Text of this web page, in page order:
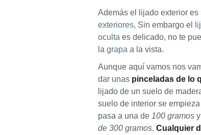
Además el lijado exterior
exteriores, Sin embargo el
oculta es delicado, no te
la grapa a la vista.
Aunque aquí vamos nos
dar unas pinceladas de lo
lijado de un suelo de
suelo de interior se
pasa a una de 100 gramos
de 300 gramos. Cualquier